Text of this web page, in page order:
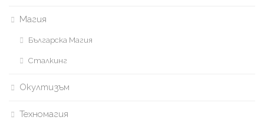
Магия
Българска Магия
Сталкинг
Окултизъм
Техномагия